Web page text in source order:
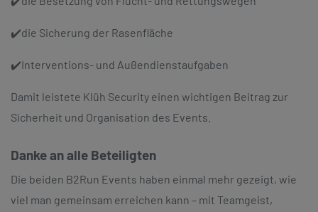
✔️die Sicherung der Rasenfläche
✔️Interventions- und Außendienstaufgaben
Damit leistete Klüh Security einen wichtigen Beitrag zur
Sicherheit und Organisation des Events.
Danke an alle Beteiligten
Die beiden B2Run Events haben einmal mehr gezeigt, wie
viel man gemeinsam erreichen kann – mit Teamgeist,